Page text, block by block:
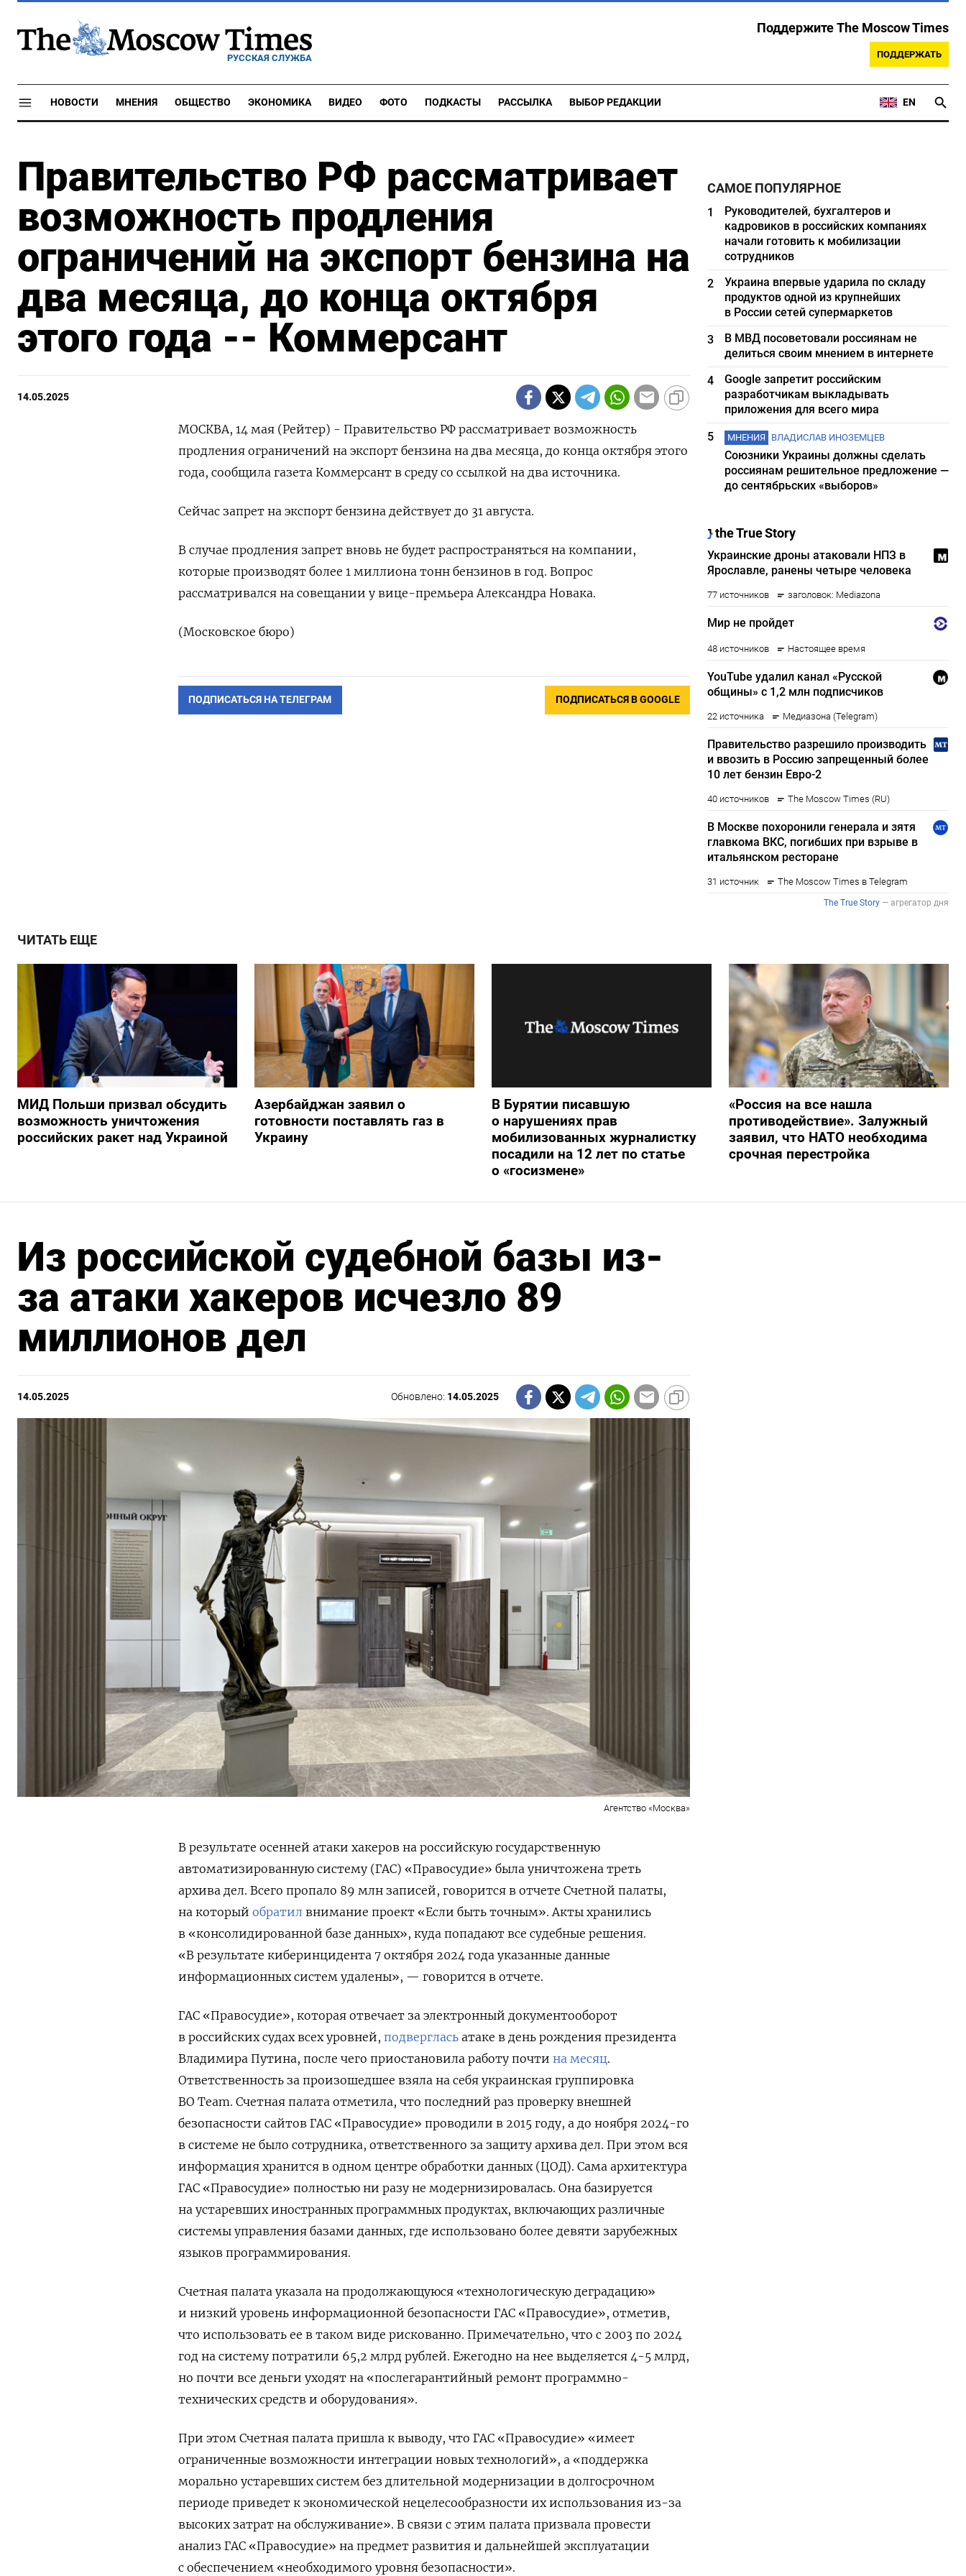
РУССКАЯ СЛУЖБА
Поддержите The Moscow Times
ПОДДЕРЖАТЬ
НОВОСТИ МНЕНИЯ ОБЩЕСТВО ЭКОНОМИКА ВИДЕО ФОТО ПОДКАСТЫ РАССЫЛКА ВЫБОР РЕДАКЦИИ EN
Правительство РФ рассматривает
возможность продления
ограничений на экспорт бензина на
два месяца, до конца октября
этого года -- Коммерсант
14.05.2025
МОСКВА, 14 мая (Рейтер) - Правительство РФ рассматривает возможность
продления ограничений на экспорт бензина на два месяца, до конца октября этого
года, сообщила газета Коммерсант в среду со ссылкой на два источника.
Сейчас запрет на экспорт бензина действует до 31 августа.
В случае продления запрет вновь не будет распространяться на компании,
которые производят более 1 миллиона тонн бензинов в год. Вопрос
рассматривался на совещании у вице-премьера Александра Новака.
(Московское бюро)
ПОДПИСАТЬСЯ НА ТЕЛЕГРАМ ПОДПИСАТЬСЯ В GOOGLE
САМОЕ ПОПУЛЯРНОЕ
1
Руководителей, бухгалтеров и
кадровиков в российских компаниях
начали готовить к мобилизации
сотрудников
2
Украина впервые ударила по складу
продуктов одной из крупнейших
в России сетей супермаркетов
3
В МВД посоветовали россиянам не
делиться своим мнением в интернете
4
Google запретит российским
разработчикам выкладывать
приложения для всего мира
5
МНЕНИЯ ВЛАДИСЛАВ ИНОЗЕМЦЕВ
Союзники Украины должны сделать
россиянам решительное предложение —
до сентябрьских «выборов»
ЧИТАТЬ ЕЩЕ
МИД Польши призвал обсудить
возможность уничтожения
российских ракет над Украиной
Азербайджан заявил о
готовности поставлять газ в
Украину
В Бурятии писавшую
о нарушениях прав
мобилизованных журналистку
посадили на 12 лет по статье
о «госизмене»
«Россия на все нашла
противодействие». Залужный
заявил, что НАТО необходима
срочная перестройка
Из российской судебной базы из-
за атаки хакеров исчезло 89
миллионов дел
14.05.2025 Обновлено: 14.05.2025
Агентство «Москва»
В результате осенней атаки хакеров на российскую государственную
автоматизированную систему (ГАС) «Правосудие» была уничтожена треть
архива дел. Всего пропало 89 млн записей, говорится в отчете Счетной палаты,
на который обратил внимание проект «Если быть точным». Акты хранились
в «консолидированной базе данных», куда попадают все судебные решения.
«В результате киберинцидента 7 октября 2024 года указанные данные
информационных систем удалены», — говорится в отчете.
ГАС «Правосудие», которая отвечает за электронный документооборот
в российских судах всех уровней, подверглась атаке в день рождения президента
Владимира Путина, после чего приостановила работу почти на месяц.
Ответственность за произошедшее взяла на себя украинская группировка
BO Team. Счетная палата отметила, что последний раз проверку внешней
безопасности сайтов ГАС «Правосудие» проводили в 2015 году, а до ноября 2024-го
в системе не было сотрудника, ответственного за защиту архива дел. При этом вся
информация хранится в одном центре обработки данных (ЦОД). Сама архитектура
ГАС «Правосудие» полностью ни разу не модернизировалась. Она базируется
на устаревших иностранных программных продуктах, включающих различные
системы управления базами данных, где использовано более девяти зарубежных
языков программирования.
Счетная палата указала на продолжающуюся «технологическую деградацию»
и низкий уровень информационной безопасности ГАС «Правосудие», отметив,
что использовать ее в таком виде рискованно. Примечательно, что с 2003 по 2024
год на систему потратили 65,2 млрд рублей. Ежегодно на нее выделяется 4-5 млрд,
но почти все деньги уходят на «послегарантийный ремонт программно-
технических средств и оборудования».
При этом Счетная палата пришла к выводу, что ГАС «Правосудие» «имеет
ограниченные возможности интеграции новых технологий», а «поддержка
морально устаревших систем без длительной модернизации в долгосрочном
периоде приведет к экономической нецелесообразности их использования из-за
высоких затрат на обслуживание». В связи с этим палата призвала провести
анализ ГАС «Правосудие» на предмет развития и дальнейшей эксплуатации
с обеспечением «необходимого уровня безопасности».